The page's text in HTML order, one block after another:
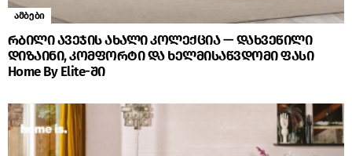
ამბები
რბილი ავეჯის ახალი კოლექცია — დახვეწილი
დიზაინი, კომფორტი და ხელმისაწვდომი ფასი
Home By Elite-ში